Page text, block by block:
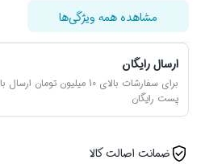
مشاهده همه ویژگی‌ها
ارسال رایگان
برای سفارشات بالای 10 میلیون تومان ارسال با
پست رایگان
ضمانت اصالت کالا